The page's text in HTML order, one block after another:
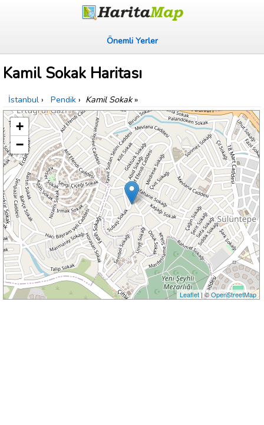
Önemli Yerler
Kamil Sokak Haritası
İstanbul › Pendik › Kamil Sokak»
+
−
Leaflet| ©OpenStreetMap